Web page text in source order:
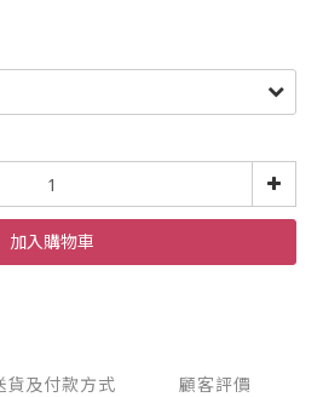
加入購物車
貨及付款方式 顧客評價